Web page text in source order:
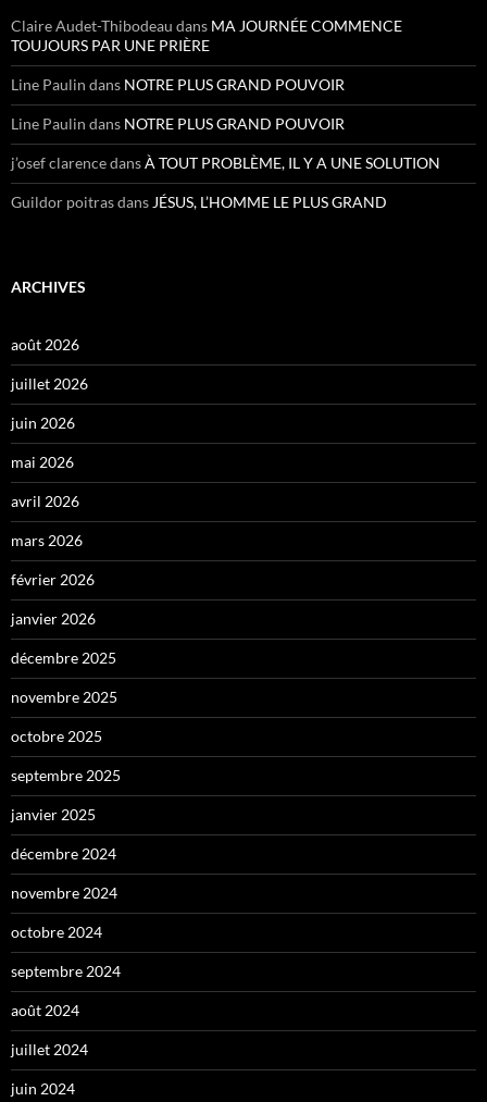
Claire Audet-Thibodeau dans MA JOURNÉE COMMENCE
TOUJOURS PAR UNE PRIÈRE
Line Paulin dans NOTRE PLUS GRAND POUVOIR
Line Paulin dans NOTRE PLUS GRAND POUVOIR
j’osef clarencedansÀ TOUT PROBLÈME, IL Y A UNE SOLUTION
Guildor poitrasdans JÉSUS, L’HOMME LE PLUS GRAND
ARCHIVES
août 2026
juillet 2026
juin 2026
mai 2026
avril 2026
mars 2026
février 2026
janvier 2026
décembre 2025
novembre 2025
octobre 2025
septembre 2025
janvier 2025
décembre 2024
novembre 2024
octobre 2024
septembre 2024
août 2024
juillet 2024
juin 2024